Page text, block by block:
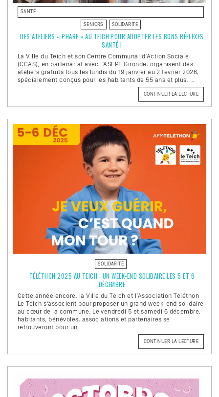
SANTÉ
SENIORS SOLIDARITÉ
DES ATELIERS « PHARE » AU TEICH POUR ADOPTER LES BONS RÉFLEXES
SANTÉ !
La Ville du Teich et son Centre Communal d’Action Sociale
(CCAS), en partenariat avec l’ASEPT Gironde, organisent des
ateliers gratuits tous les lundis du 19 janvier au 2 février 2026,
spécialement conçus pour les habitants de 55 ans et plus. …
CONTINUER LA LECTURE
« DES
AU
TEICH
BONS
SANTÉ
! »
SOLIDARITÉ
TÉLÉTHON 2025 AU TEICH : UN WEEK-END SOLIDAIRE LES 5 ET 6
DÉCEMBRE
Cette année encore, la Ville du Teich et l’Association Téléthon
Le Teich s’associent pour proposer un grand week-end solidaire
au cœur de la commune. Le vendredi 5 et samedi 6 décembre,
habitants, bénévoles, associations et partenaires se
retrouveront pour un …
CONTINUER LA LECTURE
«
2025
TEICH